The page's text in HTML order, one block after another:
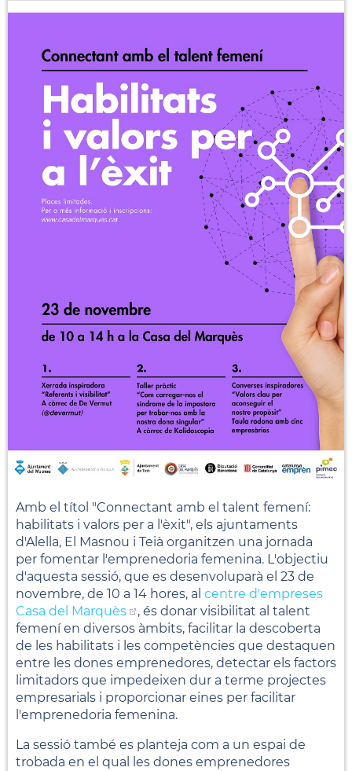
Amb el títol "Connectant amb el talent femení:
habilitats i valors per a l'èxit", els ajuntaments
d'Alella, El Masnou i Teià organitzen una jornada
per fomentar l'emprenedoria femenina. L'objectiu
d'aquesta sessió, que es desenvoluparà el 23 de
novembre, de 10 a 14 hores, al centre d'empreses
Casa del Marquès
, és donar visibilitat al talent
femení en diversos àmbits, facilitar la descoberta
de les habilitats i les competències que destaquen
entre les dones emprenedores, detectar els factors
limitadors que impedeixen dur a terme projectes
empresarials i proporcionar eines per facilitar
l'emprenedoria femenina.
La sessió també es planteja com a un espai de
trobada en el qual les dones emprenedores